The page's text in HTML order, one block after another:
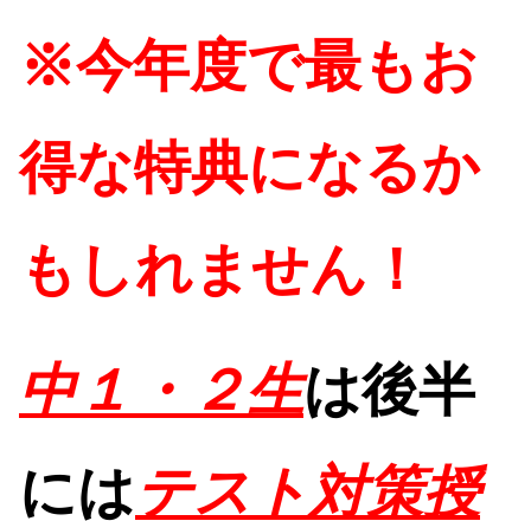
※今年度で最もお
得な特典になるか
もしれません！
中１・２生は後半
にはテスト対策授